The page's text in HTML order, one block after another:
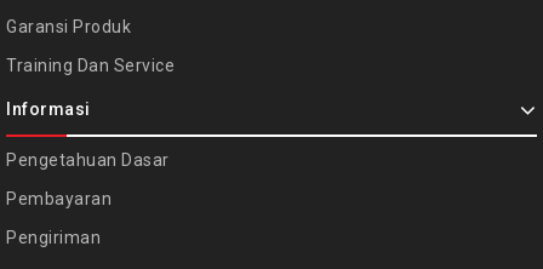
Garansi Produk
Training Dan Service
Informasi
Pengetahuan Dasar
Pembayaran
Pengiriman